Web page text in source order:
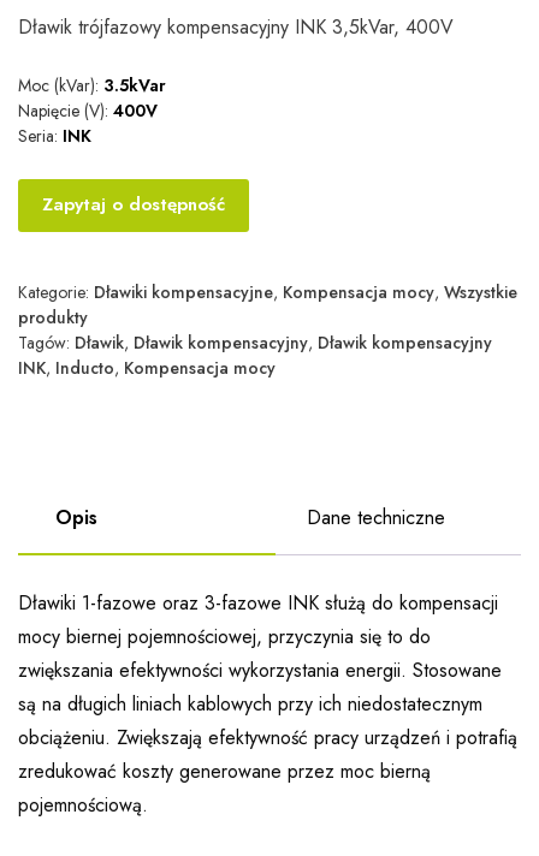
Dławik trójfazowy kompensacyjny INK 3,5kVar, 400V
Moc (kVar): 3.5kVar
Napięcie (V): 400V
Seria: INK
Zapytaj o dostępność
Kategorie: Dławiki kompensacyjne, Kompensacja mocy, Wszystkie
produkty
Tagów: Dławik, Dławik kompensacyjny, Dławik kompensacyjny
INK, Inducto, Kompensacja mocy
Opis Dane techniczne
Dławiki 1-fazowe oraz 3-fazowe INK służą do kompensacji
mocy biernej pojemnościowej, przyczynia się to do
zwiększania efektywności wykorzystania energii. Stosowane
są na długich liniach kablowych przy ich niedostatecznym
obciążeniu. Zwiększają efektywność pracy urządzeń i potrafią
zredukować koszty generowane przez moc bierną
pojemnościową.